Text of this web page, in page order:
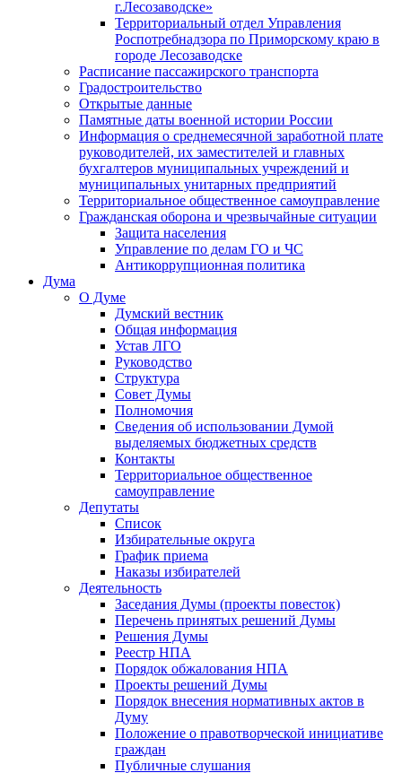
г.Лесозаводске»
Территориальный отдел Управления
Роспотребнадзора по Приморскому краю в
городе Лесозаводске
Расписание пассажирского транспорта
Градостроительство
Открытые данные
Памятные даты военной истории России
Информация о среднемесячной заработной плате
руководителей, их заместителей и главных
бухгалтеров муниципальных учреждений и
муниципальных унитарных предприятий
Территориальное общественное самоуправление
Гражданская оборона и чрезвычайные ситуации
Защита населения
Управление по делам ГО и ЧС
Антикоррупционная политика
Дума
О Думе
Думский вестник
Общая информация
Устав ЛГО
Руководство
Структура
Совет Думы
Полномочия
Сведения об использовании Думой
выделяемых бюджетных средств
Контакты
Территориальное общественное
самоуправление
Депутаты
Список
Избирательные округа
График приема
Наказы избирателей
Деятельность
Заседания Думы (проекты повесток)
Перечень принятых решений Думы
Решения Думы
Реестр НПА
Порядок обжалования НПА
Проекты решений Думы
Порядок внесения нормативных актов в
Думу
Положение о правотворческой инициативе
граждан
Публичные слушания